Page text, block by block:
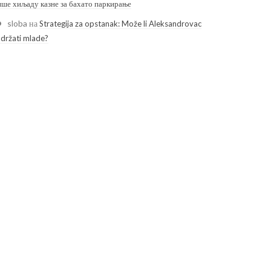
хиљаду казне за бахато паркирање
sloba наStrategija za opstanak: Može li Aleksandrovac
mlade?